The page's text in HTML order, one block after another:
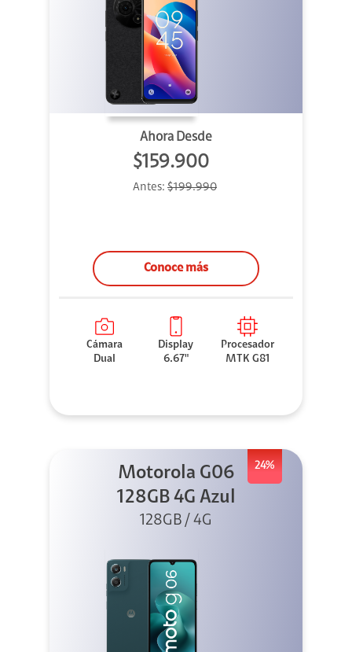
Ahora Desde
$159.900
Antes: $199.990
Conoce más
Cámara
Dual
Display
6.67"
Procesador
MTK G81
24%
Motorola G06
128GB 4G Azul
128GB / 4G